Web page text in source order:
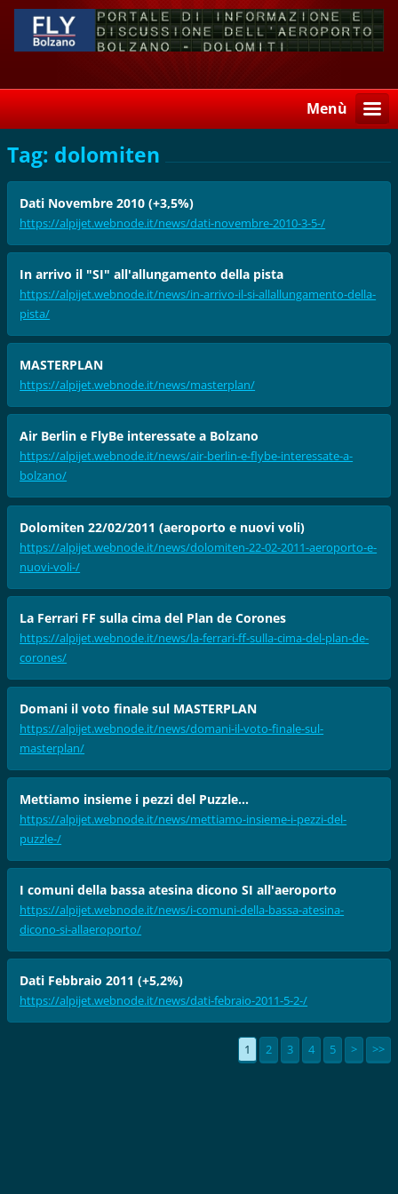
Menù
Tag: dolomiten
Dati Novembre 2010 (+3,5%)
https://alpijet.webnode.it/news/dati-novembre-2010-3-5-/
In arrivo il "SI" all'allungamento della pista
https://alpijet.webnode.it/news/in-arrivo-il-si-allallungamento-della-
pista/
MASTERPLAN
https://alpijet.webnode.it/news/masterplan/
Air Berlin e FlyBe interessate a Bolzano
https://alpijet.webnode.it/news/air-berlin-e-flybe-interessate-a-
bolzano/
Dolomiten 22/02/2011 (aeroporto e nuovi voli)
https://alpijet.webnode.it/news/dolomiten-22-02-2011-aeroporto-e-
nuovi-voli-/
La Ferrari FF sulla cima del Plan de Corones
https://alpijet.webnode.it/news/la-ferrari-ff-sulla-cima-del-plan-de-
corones/
Domani il voto finale sul MASTERPLAN
https://alpijet.webnode.it/news/domani-il-voto-finale-sul-
masterplan/
Mettiamo insieme i pezzi del Puzzle...
https://alpijet.webnode.it/news/mettiamo-insieme-i-pezzi-del-
puzzle-/
I comuni della bassa atesina dicono SI all'aeroporto
https://alpijet.webnode.it/news/i-comuni-della-bassa-atesina-
dicono-si-allaeroporto/
Dati Febbraio 2011 (+5,2%)
https://alpijet.webnode.it/news/dati-febraio-2011-5-2-/
1 2 3 4 5 > >>